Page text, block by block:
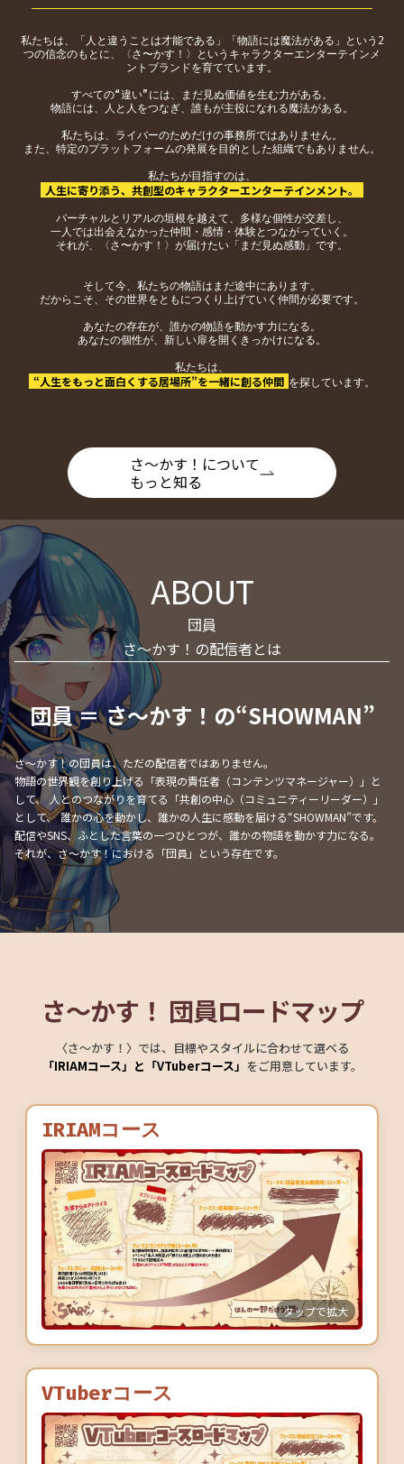
私たちは、「人と違うことは才能である」「物語には魔法がある」という2
つの信念のもとに、〈さ〜かす！〉というキャラクターエンターテインメ
ントブランドを育てています。
すべての“違い”には、まだ見ぬ価値を生む力がある。
物語には、人と人をつなぎ、誰もが主役になれる魔法がある。
私たちは、ライバーのためだけの事務所ではありません。
また、特定のプラットフォームの発展を目的とした組織でもありません。
私たちが目指すのは、
人生に寄り添う、共創型のキャラクターエンターテインメント。
バーチャルとリアルの垣根を越えて、多様な個性が交差し、
一人では出会えなかった仲間・感情・体験とつながっていく。
それが、〈さ〜かす！〉が届けたい「まだ見ぬ感動」です。
そして今、私たちの物語はまだ途中にあります。
だからこそ、その世界をともにつくり上げていく仲間が必要です。
あなたの存在が、誰かの物語を動かす力になる。
あなたの個性が、新しい扉を開くきっかけになる。
私たちは、
“人生をもっと面白くする居場所”を一緒に創る仲間 を探しています。
さ〜かす！について
もっと知る
ABOUT
団員
さ〜かす！の配信者とは
団員 ＝ さ〜かす！の“SHOWMAN”
さ〜かす！の団員は、ただの配信者ではありません。
物語の世界観を創り上げる「表現の責任者（コンテンツマネージャー）」と
して、 人とのつながりを育てる「共創の中心（コミュニティーリーダー）」
として、 誰かの心を動かし、誰かの人生に感動を届ける“SHOWMAN”です。
配信やSNS、ふとした言葉の一つひとつが、誰かの物語を動かす力になる。
それが、さ〜かす！における「団員」という存在です。
さ〜かす！ 団員ロードマップ
〈さ〜かす！〉では、目標やスタイルに合わせて選べる
「IRIAMコース」と「VTuberコース」 をご用意しています。
IRIAMコース
タップで拡大
VTuberコース